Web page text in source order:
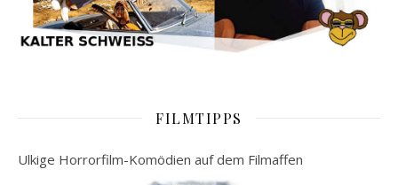
FILMTIPPS
Ulkige Horrorfilm-Komödien auf dem Filmaffen